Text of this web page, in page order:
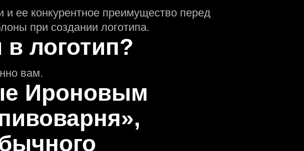
еe конкурентное преимущество перед
при создании логотипа.
логотип?
вам.
Ироновым